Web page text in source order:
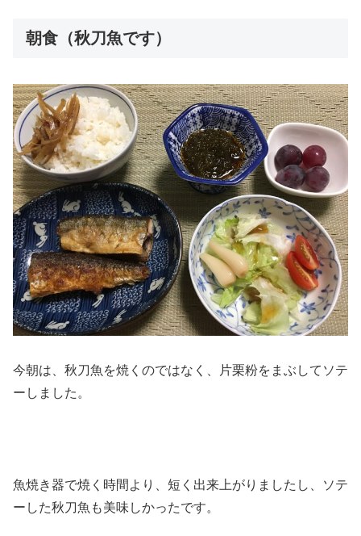
朝食（秋刀魚です）
今朝は、秋刀魚を焼くのではなく、片栗粉をまぶしてソテ
ーしました。
魚焼き器で焼く時間より、短く出来上がりましたし、ソテ
ーした秋刀魚も美味しかったです。